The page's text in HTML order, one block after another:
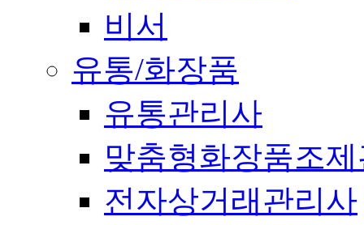
비서
유통/화장품
유통관리사
맞춤형화장품조
전자상거래관리사